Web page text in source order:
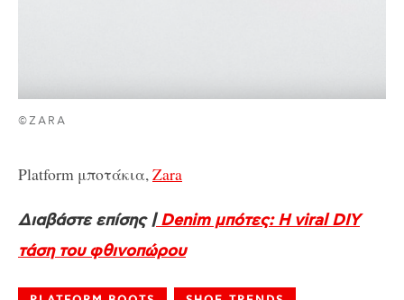
©ZARA
Platform μποτάκια,Zara
Διαβάστε επίσης |Denim μπότες: Η viral DIY
τάση του φθινοπώρου